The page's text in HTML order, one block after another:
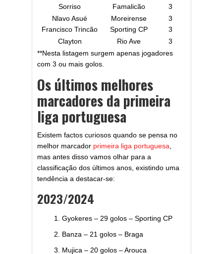
Sorriso
Famalicão
3
Nlavo Asué
Moreirense
3
Francisco Trincão
Sporting CP
3
Clayton
Rio Ave
3
**Nesta listagem surgem apenas jogadores
com 3 ou mais golos.
Os últimos melhores
marcadores da primeira
liga portuguesa
Existem factos curiosos quando se pensa no
melhor marcador primeira liga portuguesa
mas antes disso vamos olhar para a
classificação dos últimos anos, existindo uma
tendência a destacar-se:
2023/2024
Gyokeres – 29 golos – Sporting CP
Banza – 21 golos – Braga
Mujica – 20 golos – Arouca